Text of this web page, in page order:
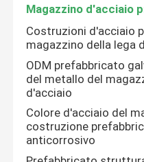
Magazzino d'acciaio
Costruzioni d'acciaio
magazzino della lega
ODM prefabbricato
del metallo del
d'acciaio
Colore d'acciaio del
costruzione
anticorrosivo